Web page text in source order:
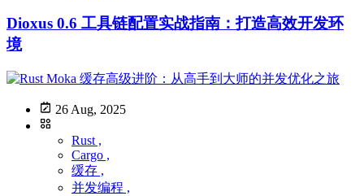
Dioxus 0.6 工具链配置实战指南：打造高效开发环
境
26 Aug, 2025
Rust ,
Cargo ,
缓存 ,
并发编程 ,